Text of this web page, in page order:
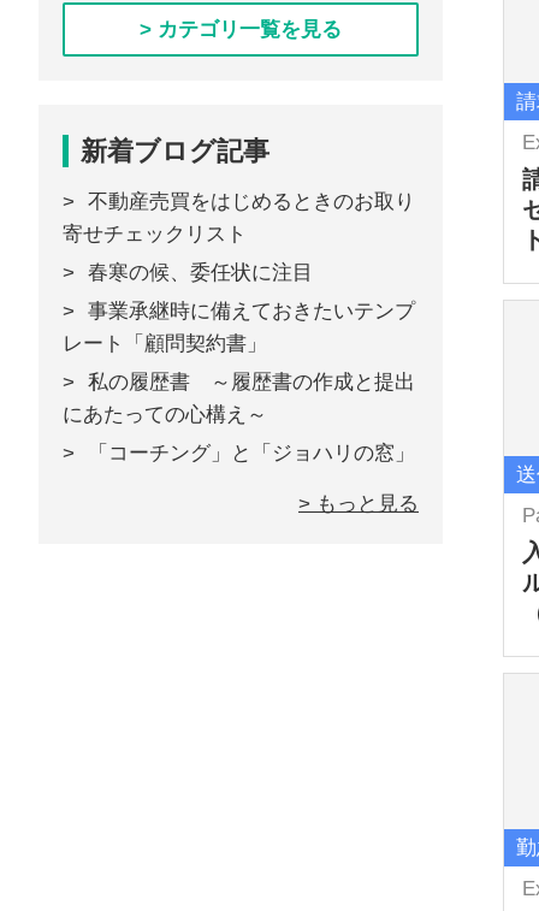
> カテゴリ一覧を見る
新着ブログ記事
不動産売買をはじめるときのお取り
寄せチェックリスト
春寒の候、委任状に注目
事業承継時に備えておきたいテンプ
レート「顧問契約書」
私の履歴書 ～履歴書の作成と提出
にあたっての心構え～
「コーチング」と「ジョハリの窓」
> もっと見る